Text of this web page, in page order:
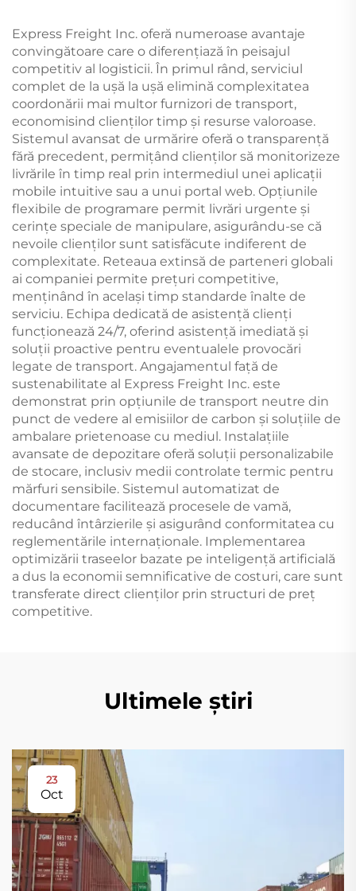
Express Freight Inc. oferă numeroase avantaje
convingătoare care o diferențiază în peisajul
competitiv al logisticii. În primul rând, serviciul
complet de la ușă la ușă elimină complexitatea
coordonării mai multor furnizori de transport,
economisind clienților timp și resurse valoroase.
Sistemul avansat de urmărire oferă o transparență
fără precedent, permițând clienților să monitorizeze
livrările în timp real prin intermediul unei aplicații
mobile intuitive sau a unui portal web. Opțiunile
flexibile de programare permit livrări urgente și
cerințe speciale de manipulare, asigurându-se că
nevoile clienților sunt satisfăcute indiferent de
complexitate. Reteaua extinsă de parteneri globali
ai companiei permite prețuri competitive,
menținând în același timp standarde înalte de
serviciu. Echipa dedicată de asistență clienți
funcționează 24/7, oferind asistență imediată și
soluții proactive pentru eventualele provocări
legate de transport. Angajamentul față de
sustenabilitate al Express Freight Inc. este
demonstrat prin opțiunile de transport neutre din
punct de vedere al emisiilor de carbon și soluțiile de
ambalare prietenoase cu mediul. Instalațiile
avansate de depozitare oferă soluții personalizabile
de stocare, inclusiv medii controlate termic pentru
mărfuri sensibile. Sistemul automatizat de
documentare facilitează procesele de vamă,
reducând întârzierile și asigurând conformitatea cu
reglementările internaționale. Implementarea
optimizării traseelor bazate pe inteligență artificială
a dus la economii semnificative de costuri, care sunt
transferate direct clienților prin structuri de preț
competitive.
Ultimele știri
23
Oct